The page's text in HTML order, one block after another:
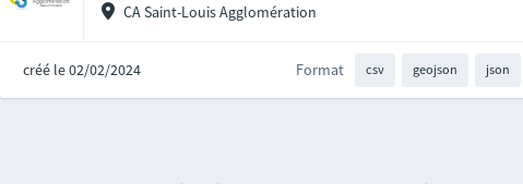
CA Saint-Louis Agglomération
créé le 02/02/2024 Format csv geojson json